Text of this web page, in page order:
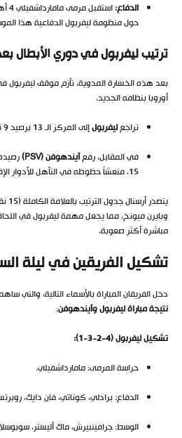
الدفاع:
حول منظومة ليفربول الدفاعية هذا
ترتيب ليفربول في دوري الأبطال
بعد هذه الخسارة المدوية، تأزم موقف ليفربول
أوروبا بنظامه الجديد.
تراجعليفربولإلى المركز الـ 13 برصيد 9 نقاط (من 3 انتصارات وخسارتين).
في المقابل، رفعآيندهوفن (PSV)
15، منعشاً حظوظه في التأهل للأدوار الإقصائية.
وبايرن ميونخ، مما يجعل مهمة ليفربول في
مباشرة أكثر صعوبة.
تشكيل الفريقين في ليلة
دخل الفريقان المباراة بالأسماء التالية، والتي
نتيجة مباراة ليفربول وآيندهوفن:
تشكيل ليفربول (4-2-3-1):
حراسة المرمى: مامارداشفيلي.
الدفاع: برادلي، كوناتي، فان دايك،
الوسط: جرافينبيرش، ماك أليستر،